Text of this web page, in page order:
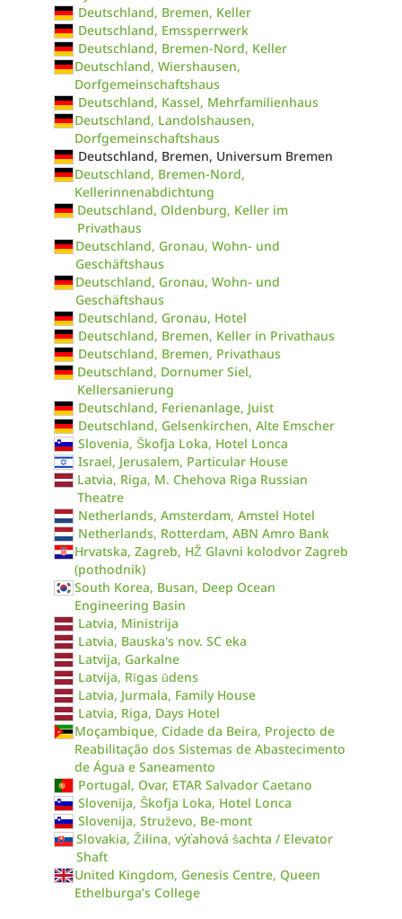
Deutschland, Bremen, Keller
Deutschland, Emssperrwerk
Deutschland, Bremen-Nord, Keller
Deutschland, Wiershausen,
Dorfgemeinschaftshaus
Deutschland, Kassel, Mehrfamilienhaus
Deutschland, Landolshausen,
Dorfgemeinschaftshaus
Deutschland, Bremen, Universum Bremen
Deutschland, Bremen-Nord,
Kellerinnenabdichtung
Deutschland, Oldenburg, Keller im
Privathaus
Deutschland, Gronau, Wohn- und
Geschäftshaus
Deutschland, Gronau, Wohn- und
Geschäftshaus
Deutschland, Gronau, Hotel
Deutschland, Bremen, Keller in Privathaus
Deutschland, Bremen, Privathaus
Deutschland, Dornumer Siel,
Kellersanierung
Deutschland, Ferienanlage, Juist
Deutschland, Gelsenkirchen, Alte Emscher
Slovenia, Škofja Loka, Hotel Lonca
Israel, Jerusalem, Particular House
Latvia, Riga, M. Chehova Riga Russian
Theatre
Netherlands, Amsterdam, Amstel Hotel
Netherlands, Rotterdam, ABN Amro Bank
Hrvatska, Zagreb, HŽ Glavni kolodvor Zagreb
(pothodnik)
South Korea, Busan, Deep Ocean
Engineering Basin
Latvia, Ministrija
Latvia, Bauska's nov. SC eka
Latvija, Garkalne
Latvija, Rīgas ūdens
Latvia, Jurmala, Family House
Latvia, Riga, Days Hotel
Moçambique, Cidade da Beira, Projecto de
Reabilitação dos Sistemas de Abastecimento
de Água e Saneamento
Portugal, Ovar, ETAR Salvador Caetano
Slovenija, Škofja Loka, Hotel Lonca
Slovenija, Struževo, Be-mont
Slovakia, Žilina, výťahová šachta / Elevator
Shaft
United Kingdom, Genesis Centre, Queen
Ethelburga’s College